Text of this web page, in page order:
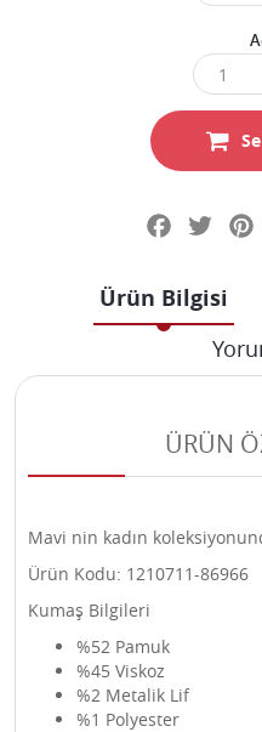
Facebook
Ürün Bilgisi
ÜRÜN
Mavi nin kadın
Ürün Kodu: 1210711-86966
Kumaş Bilgileri
%52 Pamuk
%45 Viskoz
%2 Metalik Lif
%1 Polyester